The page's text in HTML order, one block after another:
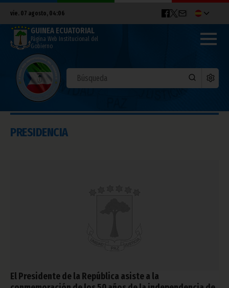
vie. 07 agosto, 04:06
GUINEA ECUATORIAL
Página Web Institucional del
Gobierno
PRESIDENCIA
El Presidente de la República asiste a la